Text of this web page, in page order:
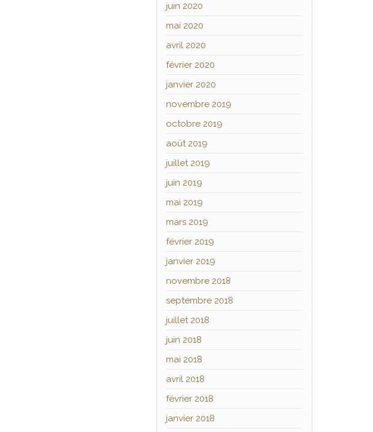
juin 2020
mai 2020
avril 2020
février 2020
janvier 2020
novembre 2019
octobre 2019
août 2019
juillet 2019
juin 2019
mai 2019
mars 2019
février 2019
janvier 2019
novembre 2018
septembre 2018
juillet 2018
juin 2018
mai 2018
avril 2018
février 2018
janvier 2018